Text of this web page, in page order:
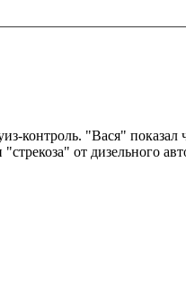
контроль. "Вася"
от дизельного